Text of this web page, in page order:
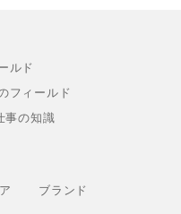
ルド
フィールド
事の知識
ブランド